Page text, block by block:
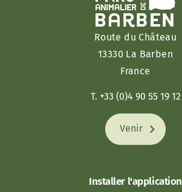
Route du Château
13330 La Barben
France
T. +33 (0)4 90 55 19 12
Venir
Installer l'application